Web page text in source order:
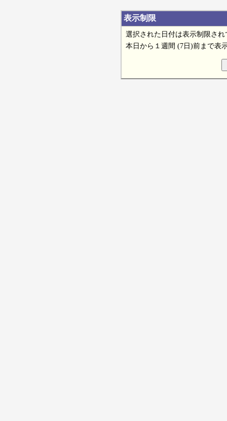
表示制限
選択された日付は表示制限され
本日から１週間 (7日)前まで表